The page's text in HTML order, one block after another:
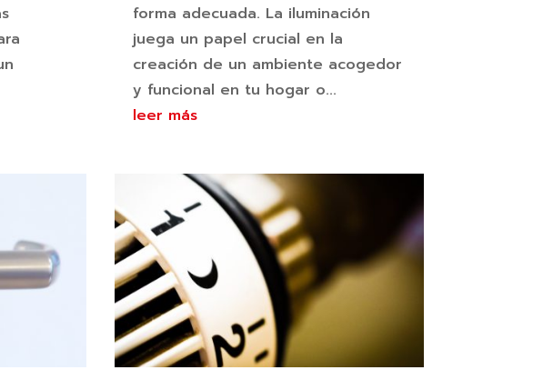
forma adecuada. La iluminación
juega un papel crucial en la
creación de un ambiente acogedor
y funcional en tu hogar o...
leer más